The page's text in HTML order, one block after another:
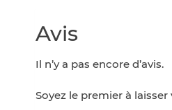
Avis
Il n’y a pas encore d’avis.
Soyez le premier à laisser